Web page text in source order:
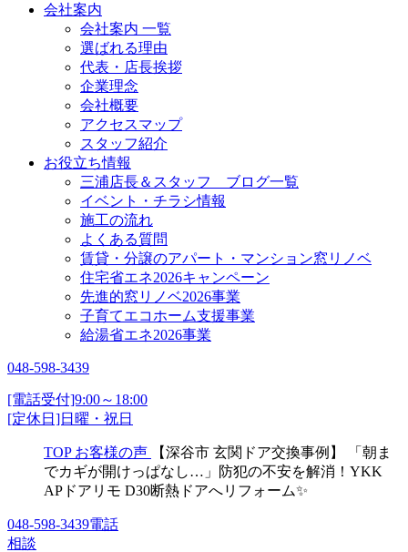
会社案内
会社案内 一覧
選ばれる理由
代表・店長挨拶
企業理念
会社概要
アクセスマップ
スタッフ紹介
お役立ち情報
三浦店長＆スタッフ ブログ一覧
イベント・チラシ情報
施工の流れ
よくある質問
賃貸・分譲のアパート・マンション窓リノベ
住宅省エネ2026キャンペーン
先進的窓リノベ2026事業
子育てエコホーム支援事業
給湯省エネ2026事業
048-598-3439
[電話受付]9:00～18:00
[定休日]日曜・祝日
TOP お客様の声
【深谷市 玄関ドア交換事例】 「朝ま
でカギが開けっぱなし…」防犯の不安を解消！YKK
APドアリモ D30断熱ドアへリフォーム✨
048-598-3439電話
相談